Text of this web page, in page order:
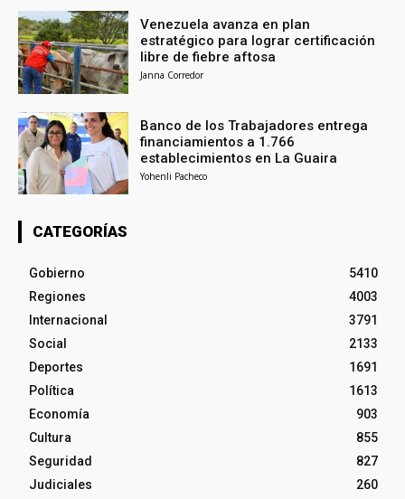
Venezuela avanza en plan
estratégico para lograr certificación
libre de fiebre aftosa
Janna Corredor
Banco de los Trabajadores entrega
financiamientos a 1.766
establecimientos en La Guaira
Yohenli Pacheco
CATEGORÍAS
Gobierno
5410
Regiones
4003
Internacional
3791
Social
2133
Deportes
1691
Política
1613
Economía
903
Cultura
855
Seguridad
827
Judiciales
260